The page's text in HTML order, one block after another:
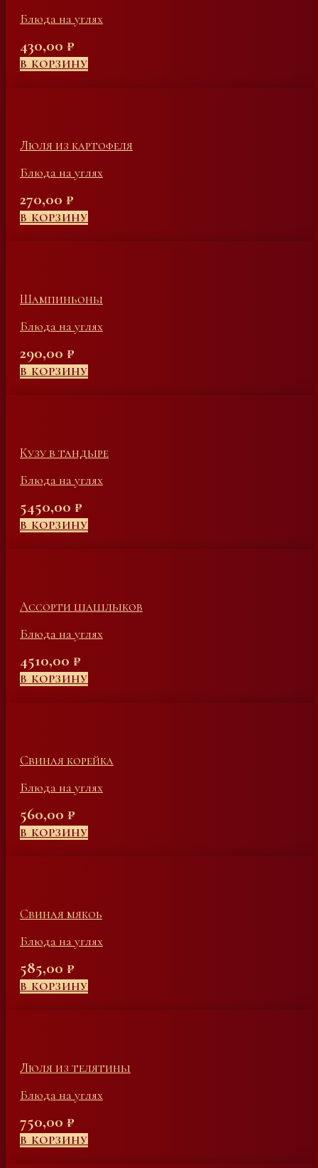
Блюда на углях
430,00 ₽
В КОРЗИНУ
Люля из картофеля
Блюда на углях
270,00 ₽
В КОРЗИНУ
Шампиньоны
Блюда на углях
290,00 ₽
В КОРЗИНУ
Кузу в тандыре
Блюда на углях
5450,00 ₽
В КОРЗИНУ
Ассорти шашлыков
Блюда на углях
4510,00 ₽
В КОРЗИНУ
Свиная корейка
Блюда на углях
560,00 ₽
В КОРЗИНУ
Свиная мякоь
Блюда на углях
585,00 ₽
В КОРЗИНУ
Люля из телятины
Блюда на углях
750,00 ₽
В КОРЗИНУ